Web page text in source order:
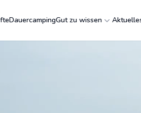
DauercampingGut zu wissen